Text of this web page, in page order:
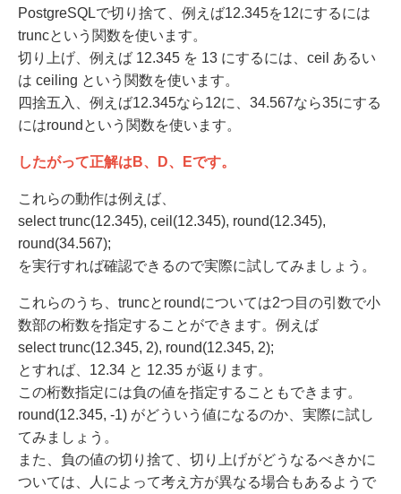
PostgreSQLで切り捨て、例えば12.345を12にするには
truncという関数を使います。
切り上げ、例えば 12.345 を 13 にするには、ceil あるい
は ceiling という関数を使います。
四捨五入、例えば12.345なら12に、34.567なら35にする
にはroundという関数を使います。
したがって正解はB、D、Eです。
これらの動作は例えば、
select trunc(12.345), ceil(12.345), round(12.345),
round(34.567);
を実行すれば確認できるので実際に試してみましょう。
これらのうち、truncとroundについては2つ目の引数で小
数部の桁数を指定することができます。例えば
select trunc(12.345, 2), round(12.345, 2);
とすれば、12.34 と 12.35 が返ります。
この桁数指定には負の値を指定することもできます。
round(12.345, -1) がどういう値になるのか、実際に試し
てみましょう。
また、負の値の切り捨て、切り上げがどうなるべきかに
ついては、人によって考え方が異なる場合もあるようで